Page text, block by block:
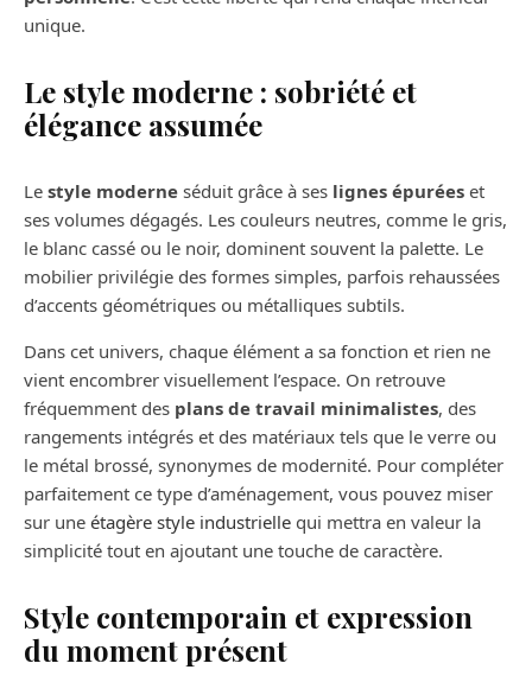
unique.
Le style moderne : sobriété et
élégance assumée
Le style moderne séduit grâce à ses lignes épurées et
ses volumes dégagés. Les couleurs neutres, comme le gris,
le blanc cassé ou le noir, dominent souvent la palette. Le
mobilier privilégie des formes simples, parfois rehaussées
d’accents géométriques ou métalliques subtils.
Dans cet univers, chaque élément a sa fonction et rien ne
vient encombrer visuellement l’espace. On retrouve
fréquemment des plans de travail minimalistes, des
rangements intégrés et des matériaux tels que le verre ou
le métal brossé, synonymes de modernité. Pour compléter
parfaitement ce type d’aménagement, vous pouvez miser
sur une étagère style industrielle qui mettra en valeur la
simplicité tout en ajoutant une touche de caractère.
Style contemporain et expression
du moment présent